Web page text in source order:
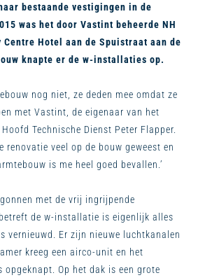
bestaande vestigingen in de
was het door Vastint beheerde NH
Centre Hotel aan de Spuistraat aan de
knapte er de w-installaties op.
nog niet, ze deden mee omdat ze
met Vastint, de eigenaar van het
Technische Dienst Peter Flapper.
renovatie veel op de bouw geweest en
is me heel goed bevallen.’
met de vrij ingrijpende
de w-installatie is eigenlijk alles
vernieuwd. Er zijn nieuwe luchtkanalen
kreeg een airco-unit en het
opgeknapt. Op het dak is een grote